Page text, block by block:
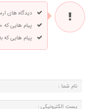
دیدگاه های
پیام هایی که
پیام هایی که